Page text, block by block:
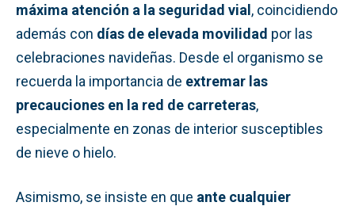
máxima atención a la seguridad vial, coincidiendo
además con días de elevada movilidad por las
celebraciones navideñas. Desde el organismo se
recuerda la importancia de extremar las
precauciones en la red de carreteras,
especialmente en zonas de interior susceptibles
de nieve o hielo.
Asimismo, se insiste en que ante cualquier